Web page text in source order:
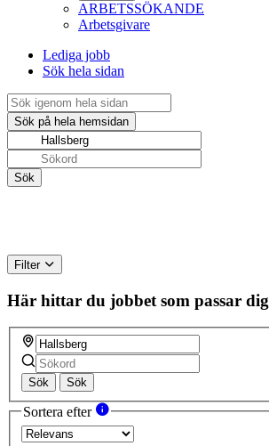
ARBETSSÖKANDE
Arbetsgivare
Lediga jobb
Sök hela sidan
Filter
Här hittar du jobbet som passar dig
Sök Sök
Sortera efter